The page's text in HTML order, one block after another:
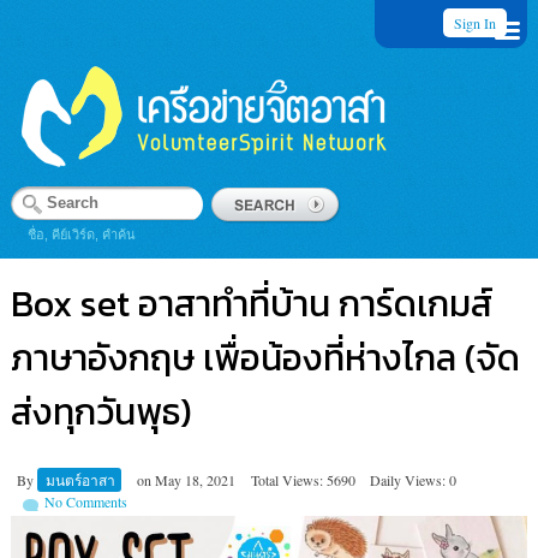
Sign In
ชื่อ, คีย์เวิร์ด, คำค้น
Box set อาสาทำที่บ้าน การ์ดเกมส์
ภาษาอังกฤษ เพื่อน้องที่ห่างไกล (จัด
ส่งทุกวันพุธ)
By มนตร์อาสา on May 18, 2021 Total Views: 5690
Daily Views: 0
No Comments